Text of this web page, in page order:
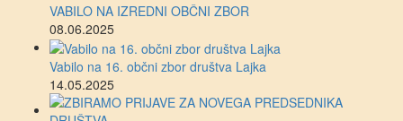
VABILO NA IZREDNI OBČNI ZBOR
08.06.2025
Vabilo na 16. občni zbor društva Lajka
14.05.2025